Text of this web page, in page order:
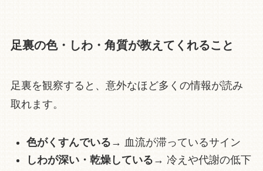
足裏の色・しわ・角質が教えてくれること
足裏を観察すると、意外なほど多くの情報が読み
取れます。
色がくすんでいる → 血流が滞っているサイン
しわが深い・乾燥している → 冷えや代謝の低下